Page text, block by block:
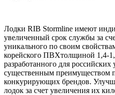
Лодки RIB Stormline имеют
увеличенный срок службы за
уникального по своим
корейского ПВХтолщиной 1,4-
разработанного для российских
существенным преимуществом
конкурирующих брендов.
лодок за счет увеличения их